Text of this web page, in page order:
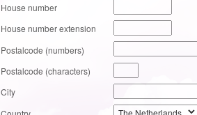
House number
House number extension
Postalcode (numbers)
Postalcode (characters)
City